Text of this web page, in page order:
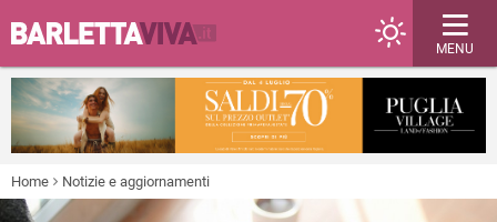
MENU
Home Notizie e aggiornamenti